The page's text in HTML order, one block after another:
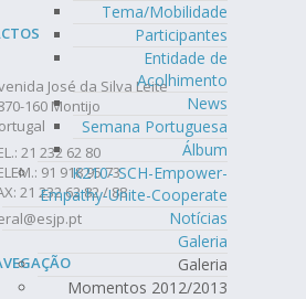
Tema/Mobilidade
Participantes
Entidade de
Acolhimento
News
Semana Portuguesa
Álbum
K210- SCH-Empower-
Empathy-Unite-Cooperate
Notícias
Galeria
Galeria
Momentos 2012/2013
José da Silva Leite
160 Montijo
21 232 62 80
91 918 95 73
21 232 62 82 / 88